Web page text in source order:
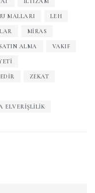
MALLARI LEH
MIRAS
ALMA VAKIF
ZEKAT
ELVERIŞLILIK